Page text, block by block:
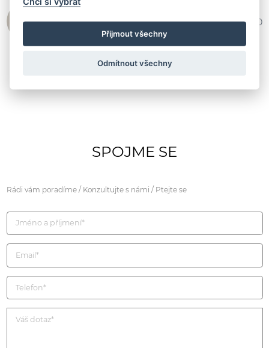
510 270
SPOJME SE
Rádi vám poradíme / Konzultujte s námi / Ptejte se
Přijmout všechny
Odmítnout všechny